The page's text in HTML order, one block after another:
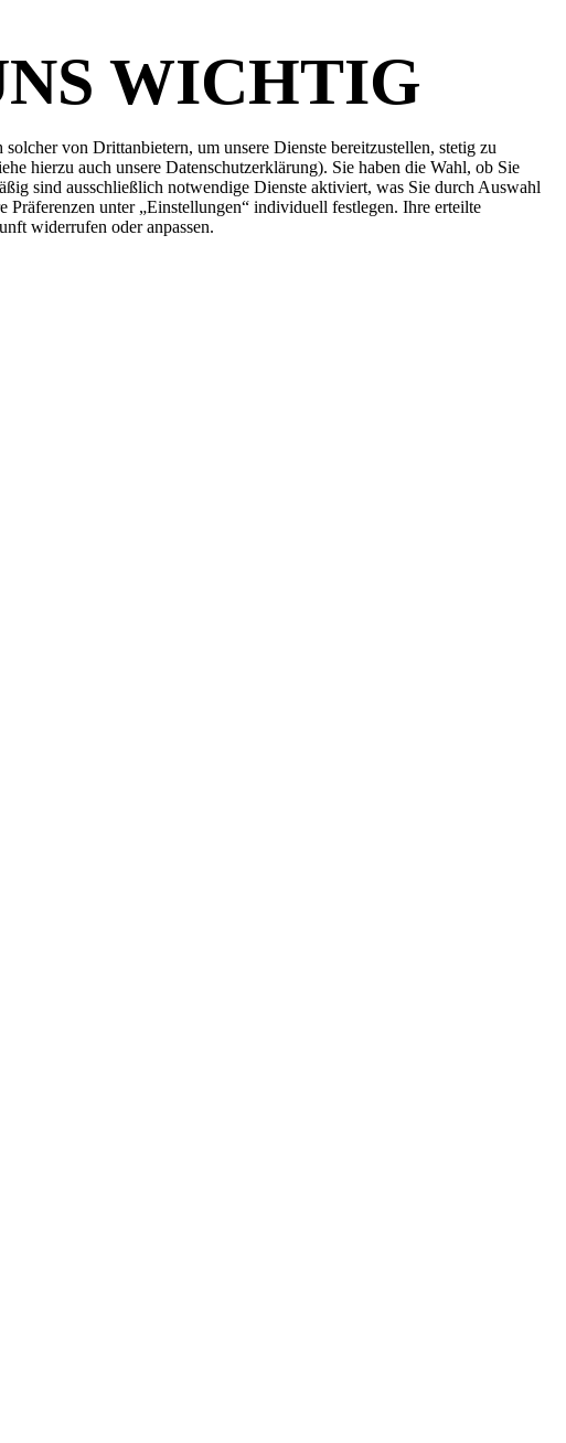
WICHTIG
von Drittanbietern, um unsere Dienste bereitzustellen, stetig zu
hierzu auch unsere Datenschutzerklärung). Sie haben die Wahl, ob Sie
sind ausschließlich notwendige Dienste aktiviert, was Sie durch Auswahl
unter „Einstellungen“ individuell festlegen. Ihre erteilte
widerrufen oder anpassen.